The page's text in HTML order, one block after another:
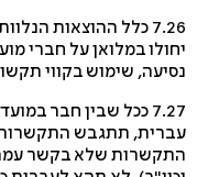
7.26 כלל ההוצאות הנלוות
במלואן על חברי מועדון
שימוש בקווי תקשורת
7.27 ככל שבין חבר במועדון
תתגבש התקשרות על
שלא בקשר עמה